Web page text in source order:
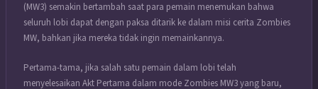
(MW3) semakin bertambah saat para pemain menemukan bahwa
seluruh lobi dapat dengan paksa ditarik ke dalam misi cerita Zombies
MW, bahkan jika mereka tidak ingin memainkannya.
Pertama-tama, jika salah satu pemain dalam lobi telah
menyelesaikan Akt Pertama dalam mode Zombies MW3 yang baru,